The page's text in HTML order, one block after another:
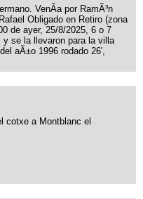
VenÃ­a por RamÃ³n
Obligado en Retiro (zona
de ayer, 25/8/2025, 6 o 7
se la llevaron para la villa
aÃ±o 1996 rodado 26',
cotxe a Montblanc el